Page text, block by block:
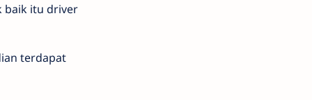
baik itu driver
terdapat